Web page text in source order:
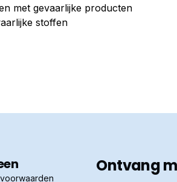
met gevaarlijke producten
stoffen
Ontvang